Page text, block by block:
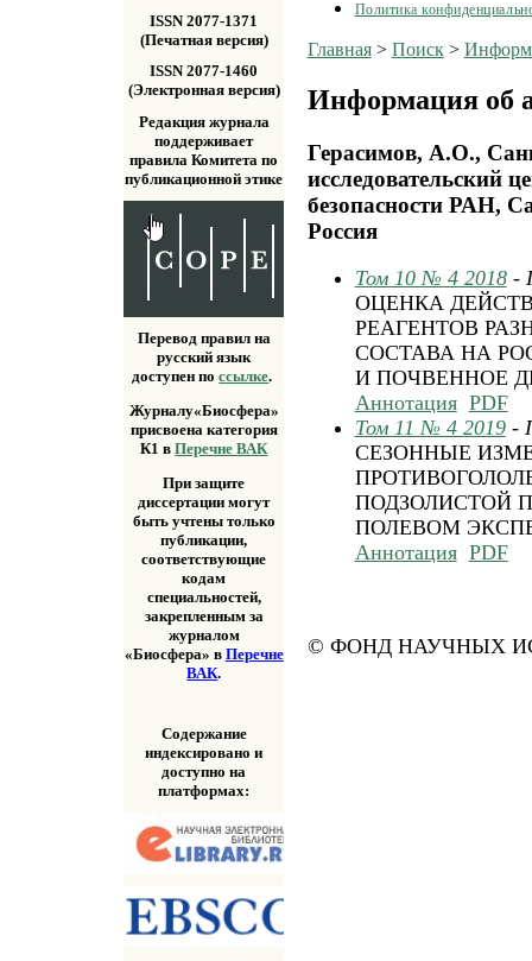
ISSN 2077-1371
(Печатная версия)
ISSN 2077-1460
(Электронная версия)
Редакция журнала
поддерживает
правила Комитета по
публикационной этике
Перевод правил на
русский язык
доступен поссылке.
Журналу«Биосфера»
присвоена категория
К1 вПеречне ВАК
При защите
диссертации могут
быть учтены только
публикации,
соответствующие
кодам
специальностей,
закрепленным за
журналом
«Биосфера» в Перечне
ВАК.
Содержание
индексировано и
доступно на
платформах:
Политика
Главная> Поиск>
Информация об
Герасимов, А.О.,
исследовательский
безопасности РАН,
Россия
Том 10 № 4 2018-
ОЦЕНКА
РЕАГЕНТОВ
СОСТАВА НА
И ПОЧВЕННОЕ
Аннотация PDF
Том 11 № 4 2019-
СЕЗОННЫЕ
ПОДЗОЛИСТОЙ
ПОЛЕВОМ
Аннотация PDF
© ФОНД НАУЧНЫХ